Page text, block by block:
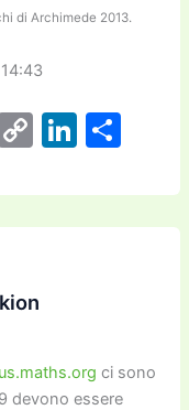
di Archimede 2013.
C
p
y
n
Li
k
e
C
n
di
ci sono
devono essere